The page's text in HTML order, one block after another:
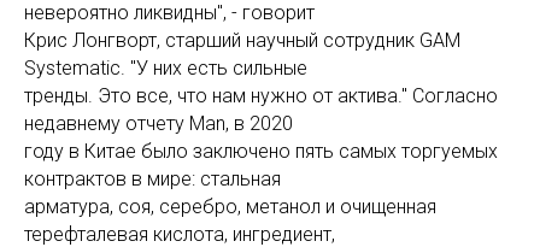
невероятно ликвидны", - говорит
Крис Лонгворт, старший научный сотрудник GAM
Systematic. "У них есть сильные
тренды. Это все, что нам нужно от актива." Согласно
недавнему отчету Man, в 2020
году в Китае было заключено пять самых торгуемых
контрактов в мире: стальная
арматура, соя, серебро, метанол и очищенная
терефталевая кислота, ингредиент,